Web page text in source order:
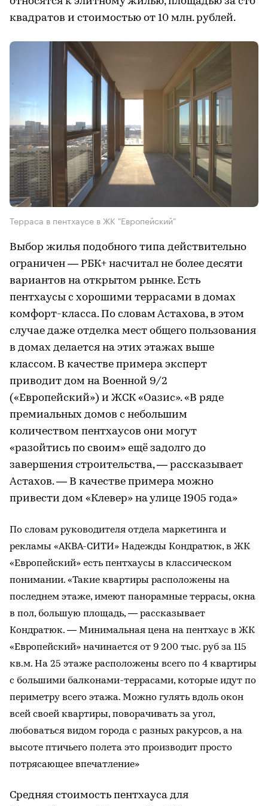
квадратов и стоимостью от 10 млн. рублей.
Терраса в пентхаусе в ЖК "Европейский"
Выбор жилья подобного типа действительно
ограничен — РБК+ насчитал не более десяти
вариантов на открытом рынке. Есть
пентхаусы с хорошими террасами в домах
комфорт-класса. По словам Астахова, в этом
случае даже отделка мест общего пользования
в домах делается на этих этажах выше
классом. В качестве примера эксперт
приводит дом на Военной 9/2
(«Европейский») и ЖСК «Оазис». «В ряде
премиальных домов с небольшим
количеством пентхаусов они могут
«разойтись по своим» ещё задолго до
завершения строительства, — рассказывает
Астахов. — В качестве примера можно
привести дом «Клевер» на улице 1905 года»
По словам руководителя отдела маркетинга и
рекламы «АКВА-СИТИ» Надежды Кондратюк, в ЖК
«Европейский» есть пентхаусы в классическом
понимании. «Такие квартиры расположены на
последнем этаже, имеют панорамные террасы, окна
в пол, большую площадь, — рассказывает
Кондратюк. — Минимальная цена на пентхаус в ЖК
«Европейский» начинается от 9 200 тыс. руб за 115
кв.м. На 25 этаже расположены всего по 4 квартиры
с большими балконами-террасами, которые идут по
периметру всего этажа. Можно гулять вдоль окон
всей своей квартиры, поворачивать за угол,
любоваться видом города с разных ракурсов, а на
высоте птичьего полета это производит просто
потрясающее впечатление»
Средняя стоимость пентхауса для